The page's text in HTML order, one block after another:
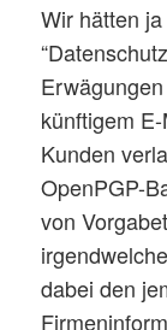
Wir hätten
künftigem
Kunden
OpenPGP-
von
dabei den